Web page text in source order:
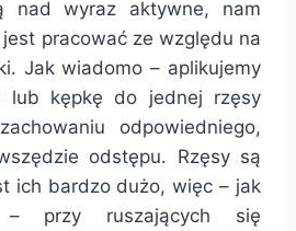
nad wyraz aktywne, nam
pracować ze względu na
Jak wiadomo – aplikujemy
lub kępkę do jednej rzęsy
odpowiedniego,
odstępu. Rzęsy są
ich bardzo dużo, więc – jak
– przy ruszających się